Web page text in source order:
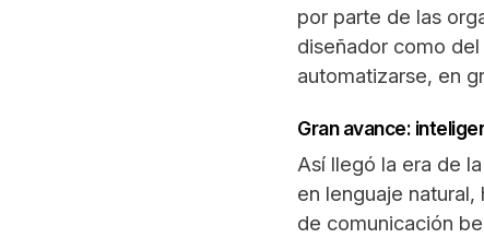
por parte de las
diseñador como
automatizarse, en
Gran avance:
Así llegó la era de
en lenguaje
de comunicación